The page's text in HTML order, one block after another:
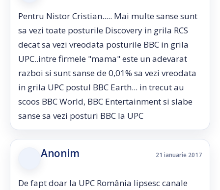
Pentru Nistor Cristian..... Mai multe sanse sunt
sa vezi toate posturile Discovery in grila RCS
decat sa vezi vreodata posturile BBC in grila
UPC..intre firmele "mama" este un adevarat
razboi si sunt sanse de 0,01% sa vezi vreodata
in grila UPC postul BBC Earth... in trecut au
scoos BBC World, BBC Entertainment si slabe
sanse sa vezi posturi BBC la UPC
Anonim 21 ianuarie 2017
De fapt doar la UPC România lipsesc canale